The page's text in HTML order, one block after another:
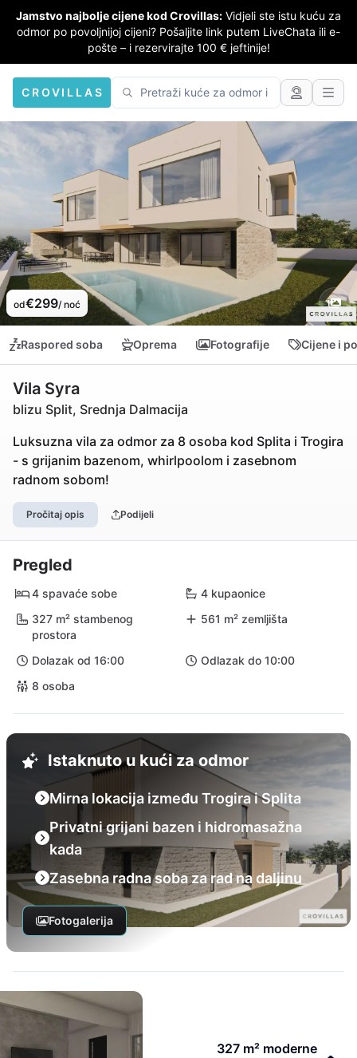
Jamstvo najbolje cijene kod Crovillas: Vidjeli ste istu kuću za
odmor po povoljnijoj cijeni? Pošaljite link putem LiveChata ili e-
pošte – i rezervirajte 100 € jeftinije!
CROVILLAS
od€299/ noć
Raspored soba Oprema Fotografije Cijene i
Vila Syra
blizu Split, Srednja Dalmacija
Luksuzna vila za odmor za 8 osoba kod Splita i Trogira
- s grijanim bazenom, whirlpoolom i zasebnom
radnom sobom!
Pročitaj opis Podijeli
Pregled
4 spavaće sobe
4 kupaonice
327 m² stambenog
prostora
561 m² zemljišta
Dolazak od 16:00
Odlazak do 10:00
8 osoba
Istaknuto u kući za odmor
Mirna lokacija između Trogira i Splita
Privatni grijani bazen i hidromasažna
kada
Zasebna radna soba za rad na daljinu
Fotogalerija
327 m² moderne